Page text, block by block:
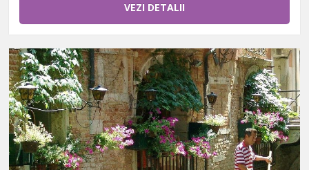
VEZI DETALII